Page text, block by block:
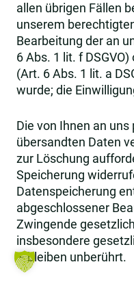
allen übrigen Fällen
unserem
Bearbeitung der an
6 Abs. 1 lit. f
(Art. 6 Abs. 1 lit. a
wurde; die
Die von Ihnen an
übersandten Daten
zur Löschung
Speicherung
Datenspeicherung
abgeschlossener
Zwingende
insbesondere
– bleiben unberührt.